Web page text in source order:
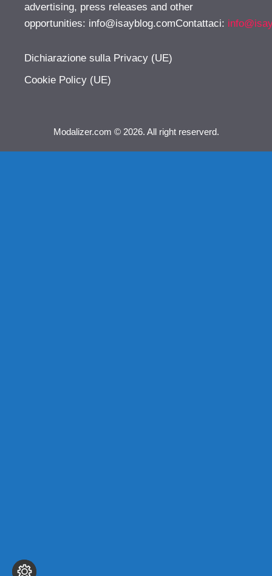
advertising, press releases and other
opportunities: info@isayblog.comContattaci:
Dichiarazione sulla Privacy (UE)
Cookie Policy (UE)
Modalizer.com © 2026. All right reserverd.